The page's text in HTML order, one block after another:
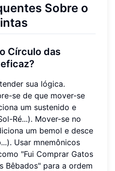
Sobre o
Círculo das
sua lógica.
se de que mover-se
um sustenido e
Ré...). Mover-se no
um bemol e desce
Usar mnemônicos
"Fui Comprar Gatos
Bêbados" para a ordem